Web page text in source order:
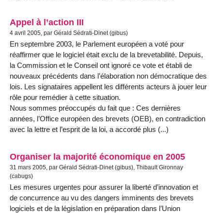
Appel à l’action III
4 avril 2005, par Gérald Sédrati-Dinet (gibus)
En septembre 2003, le Parlement européen a voté pour
réaffirmer que le logiciel était exclu de la brevetabilité. Depuis,
la Commission et le Conseil ont ignoré ce vote et établi de
nouveaux précédents dans l’élaboration non démocratique des
lois. Les signataires appellent les différents acteurs à jouer leur
rôle pour remédier à cette situation.
Nous sommes préoccupés du fait que : Ces dernières
années, l’Office européen des brevets (OEB), en contradiction
avec la lettre et l’esprit de la loi, a accordé plus (...)
Organiser la majorité économique en 2005
31 mars 2005, par Gérald Sédrati-Dinet (gibus), Thibault Gironnay
(cabugs)
Les mesures urgentes pour assurer la liberté d’innovation et
de concurrence au vu des dangers imminents des brevets
logiciels et de la législation en préparation dans l’Union